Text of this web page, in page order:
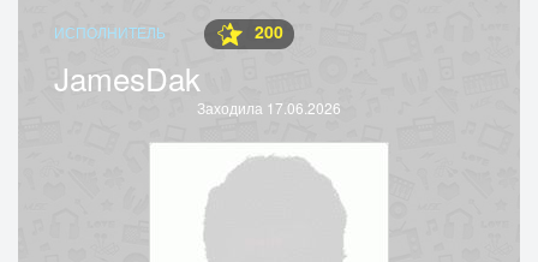
ИСПОЛНИТЕЛЬ 200
JamesDak
Заходила 17.06.2026